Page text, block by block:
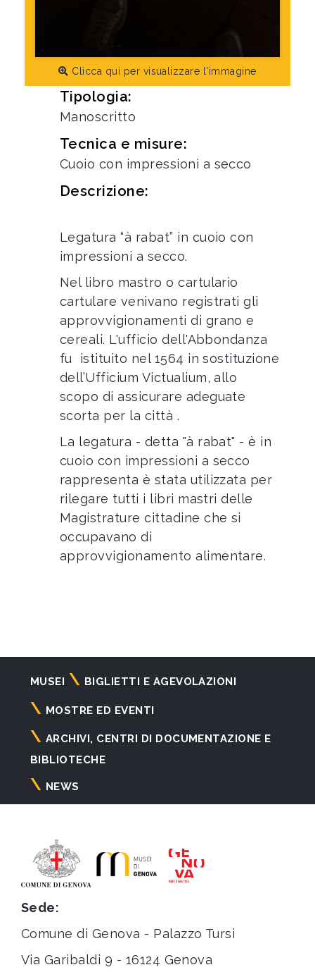
Clicca qui per visualizzare l'immagine
Tipologia:
Manoscritto
Tecnica e misure:
Cuoio con impressioni a secco
Descrizione:
Legatura “à rabat” in cuoio con
impressioni a secco.
Nel libro mastro o cartulario
cartulare venivano registrati gli
approvvigionamenti di grano e
cereali. L'ufficio dell'Abbondanza
fu istituito nel 1564 in sostituzione
dell’Ufficium Victualium, allo
scopo di assicurare adeguate
scorta per la città .
La legatura - detta "à rabat" - è in
cuoio con impressioni a secco
rappresenta è stata utilizzata per
rilegare tutti i libri mastri delle
Magistrature cittadine che si
occupavano di
approvvigionamento alimentare.
Navigazione
principale
MUSEI BIGLIETTI E AGEVOLAZIONI
MOSTRE ED EVENTI
ARCHIVI, CENTRI DI DOCUMENTAZIONE E
BIBLIOTECHE
NEWS
Sede:
Comune di Genova - Palazzo Tursi
Via Garibaldi 9 - 16124 Genova